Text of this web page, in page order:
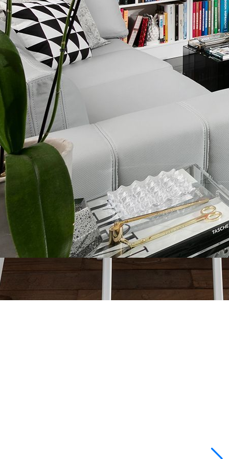
עדי מ"ר 3182128 מיטרני
שפות:
השאירו פרטים
חייג